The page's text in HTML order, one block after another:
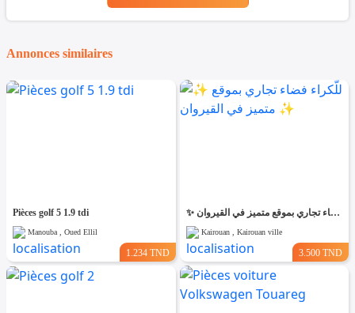
Annonces similaires
Pièces golf 5 1.9 tdi
Manouba , Oued Ellil
1.234 TND
✨ للّكراء فضاء تجاري بموقع متميز في القيروان ✨
Kairouan , Kairouan ville
3.500 TND